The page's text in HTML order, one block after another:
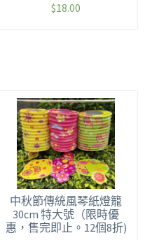
$18.00
中秋節傳統風琴紙燈籠
30cm 特大號（限時優
惠，售完即止。12個8折)